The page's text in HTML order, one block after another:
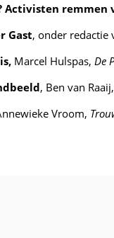
Activisten
Gast, onder redactie
Marcel Hulspas, De
, Ben van Raaij,
Vroom,